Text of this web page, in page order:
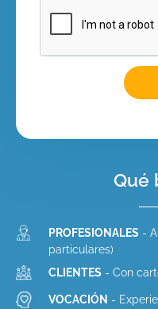
Qué
PROFESIONALES -
particulares)
CLIENTES - Con
VOCACIÓN -